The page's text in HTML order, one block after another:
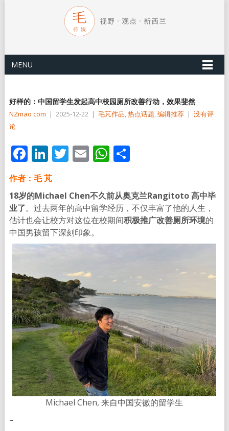
MENU
好样的：中国留学生发起高中校园厕所改善行动，效果斐然
NZmao com | 2025-12-22 | 毛芃作品,热点话题,编辑推荐 | 没有评
论
Facebook
LinkedIn
Twitter
EmailWhatsApp
分
作者：毛 芃
18岁的Michael Chen不久前从奥克兰Rangitoto 高中毕
业了。过去两年的高中留学经历，不仅丰富了他的人生，
估计也会让校方对这位在校期间积极推广改善厕所环境的
中国男孩留下深刻印象。
Michael Chen, 来自中国安徽的留学生
–